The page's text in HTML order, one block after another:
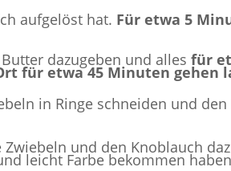
aufgelöst hat. Für etwa 5
dazugeben und alles für
für etwa 45 Minuten gehen
in Ringe schneiden und
und den Knoblauch
leicht Farbe bekommen